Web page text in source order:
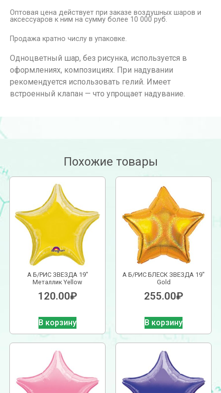
Оптовая цена действует при заказе воздушных шаров и
аксессуаров к ним на сумму более 10 000 руб.
Продажа кратно числу в упаковке.
Одноцветный шар, без рисунка, используется в
оформлениях, композициях. При надувании
рекомендуется использовать гелий. Имеет
встроенный клапан — что упрощает надувание.
Похожие товары
А Б/РИС ЗВЕЗДА 19″
Металлик Yellow
120.00₽
В корзину
А Б/РИС БЛЕСК ЗВЕЗДА 19″
Gold
255.00₽
В корзину